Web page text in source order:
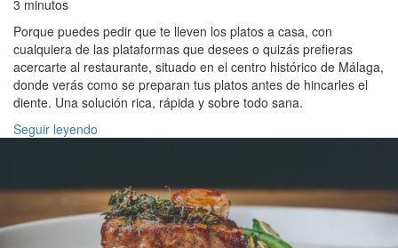
3 minutos
Porque puedes pedir que te lleven los platos a casa, con
cualquiera de las plataformas que desees o quizás prefieras
acercarte al restaurante, situado en el centro histórico de Málaga,
donde verás como se preparan tus platos antes de hincarles el
diente. Una solución rica, rápida y sobre todo sana.
Seguir leyendo